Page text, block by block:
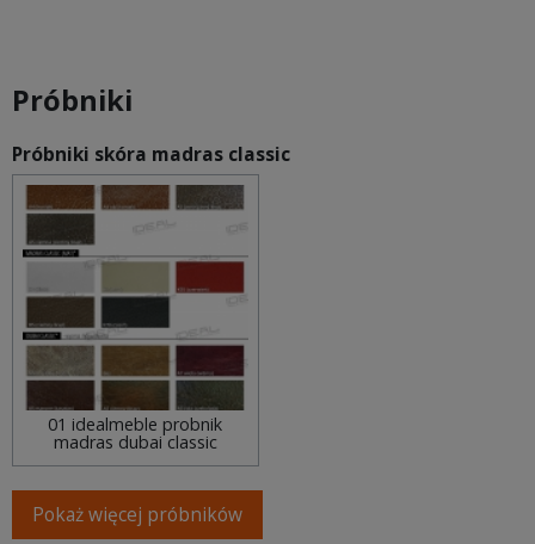
Próbniki
Próbniki skóra madras classic
01 idealmeble probnik
madras dubai classic
Pokaż więcej próbników